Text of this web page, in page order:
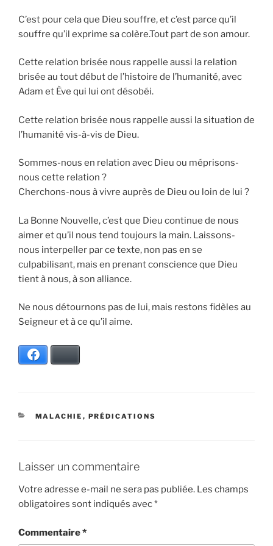
C’est pour cela que Dieu souffre, et c’est parce qu’il
souffre qu’il exprime sa colère.Tout part de son amour.
Cette relation brisée nous rappelle aussi la relation
brisée au tout début de l’histoire de l’humanité, avec
Adam et Ève qui lui ont désobéi.
Cette relation brisée nous rappelle aussi la situation de
l’humanité vis-à-vis de Dieu.
Sommes-nous en relation avec Dieu ou méprisons-
nous cette relation ?
Cherchons-nous à vivre auprès de Dieu ou loin de lui ?
La Bonne Nouvelle, c’est que Dieu continue de nous
aimer et qu’il nous tend toujours la main. Laissons-
nous interpeller par ce texte, non pas en se
culpabilisant, mais en prenant conscience que Dieu
tient à nous, à son alliance.
Ne nous détournons pas de lui, mais restons fidèles au
Seigneur et à ce qu’il aime.
CATÉGORIES
MALACHIE , PRÉDICATIONS
Laisser un commentaire
Votre adresse e-mail ne sera pas publiée. Les champs
obligatoires sont indiqués avec*
Commentaire*